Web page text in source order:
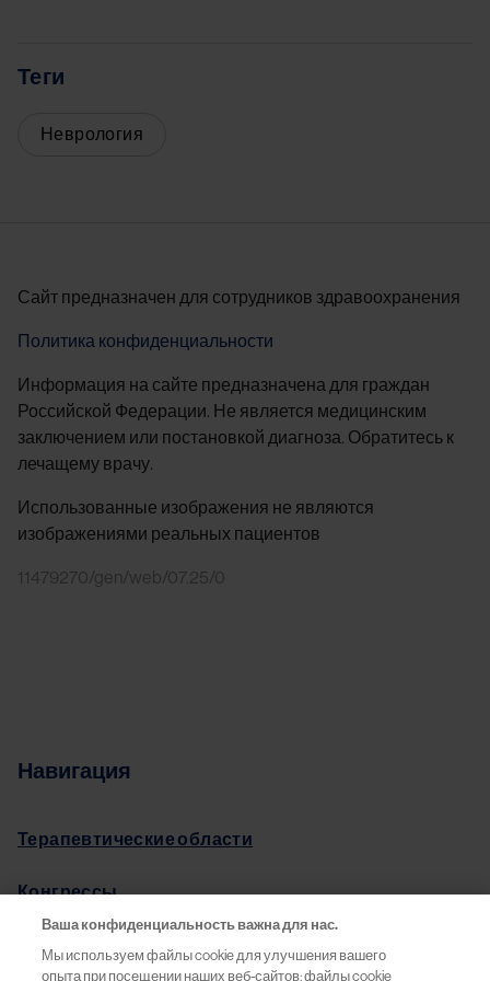
Теги
Неврология
Сайт предназначен для сотрудников здравоохранения
Политика конфиденциальности
Информация на сайте предназначена для граждан
Российской Федерации. Не является медицинским
заключением или постановкой диагноза. Обратитесь к
лечащему врачу.
Использованные изображения не являются
изображениями реальных пациентов
11479270/gen/web/07.25/0
Навигация
Терапевтические области
Конгрессы
Ваша конфиденциальность важна для нас.
Мы используем файлы cookie для улучшения вашего
опыта при посещении наших веб-сайтов: файлы cookie